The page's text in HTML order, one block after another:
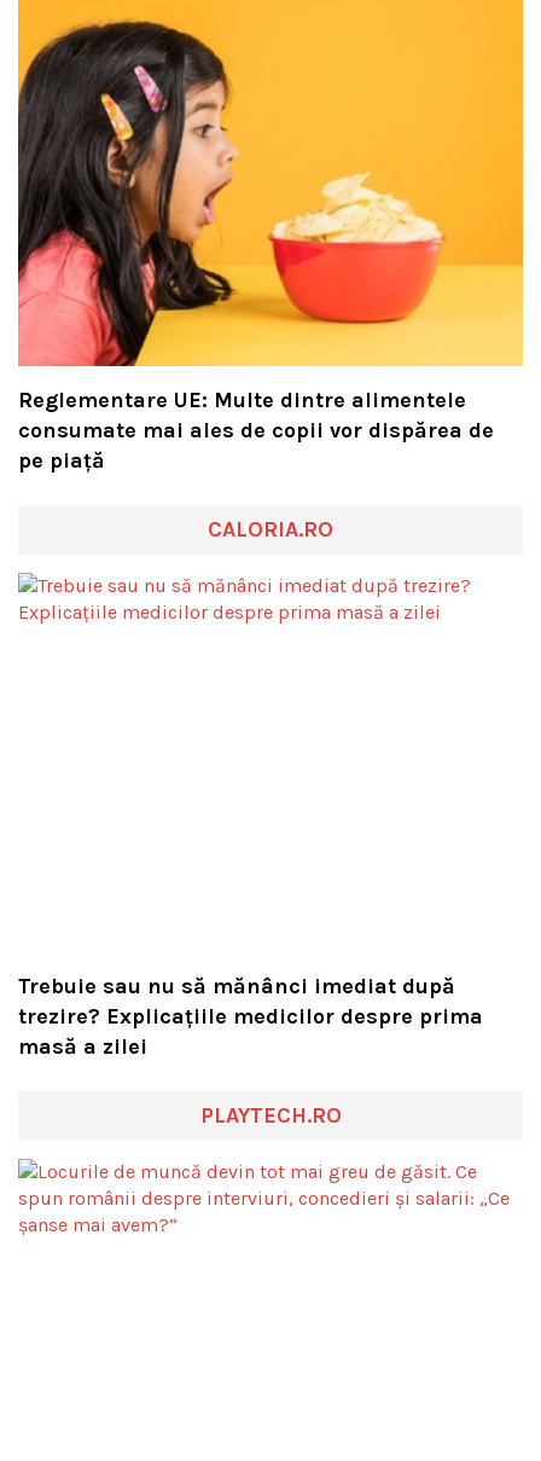
Reglementare UE: Multe dintre alimentele
consumate mai ales de copii vor dispărea de
pe piață
CALORIA.RO
Trebuie sau nu să mănânci imediat după
trezire? Explicațiile medicilor despre prima
masă a zilei
PLAYTECH.RO